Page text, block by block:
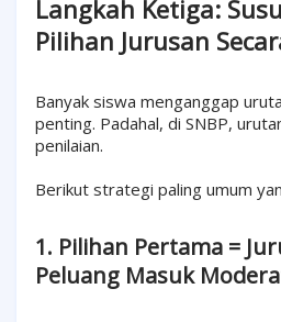
Langkah Ketiga:
Pilihan Jurusan
Banyak siswa menganggap
penting. Padahal, di SNBP,
penilaian.
Berikut strategi paling umum
1. Pilihan Pertama =
Peluang Masuk